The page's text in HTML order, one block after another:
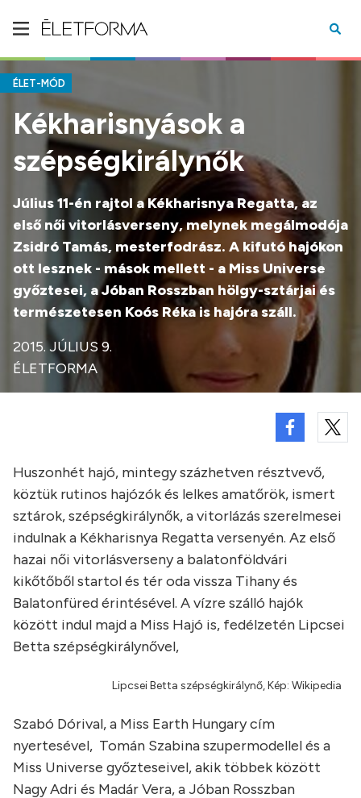
ÉLET-MÓD
Kékharisnyások a
szépségkirálynők
Július 11-én rajtol a Kékharisnya Regatta, az
első női vitorlásverseny, melynek megálmodója
Zsidró Tamás, mesterfodrász. A kifutó hajókon
ott lesznek - mások mellett - a Miss Universe
győztesei, a Jóban Rosszban hölgy-sztárjai és
természetesen Koós Réka is hajóra száll.
2015. JÚLIUS 9.
ÉLETFORMA
Huszonhét hajó, mintegy százhetven résztvevő,
köztük rutinos hajózók és lelkes amatőrök, ismert
sztárok, szépségkirálynők, a vitorlázás szerelmesei
indulnak a Kékharisnya Regatta versenyén. Az első
hazai női vitorlásverseny a balatonföldvári
kikőtőből startol és tér oda vissza Tihany és
Balatonfüred érintésével. A vízre szálló hajók
között indul majd a Miss Hajó is, fedélzetén Lipcsei
Betta szépségkirálynővel,
Lipcsei Betta szépségkirálynő, Kép: Wikipedia
Szabó Dórival, a Miss Earth Hungary cím
nyertesével, Tomán Szabina szupermodellel és a
Miss Universe győzteseivel, akik többek között
Nagy Adri és Madár Vera, a Jóban Rosszban